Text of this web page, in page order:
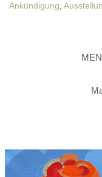
Ankündigung,